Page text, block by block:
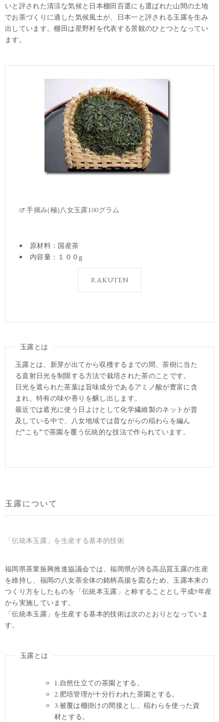
いと評された清涼な気候と日本棚田百選にも選ばれた山間の土地
でお茶づくりに適した気候風土が、日本一と評される玉露を生み
出しています。棚田は星野村を代表する景観のひとつとなってい
ます。
手摘み(極)八女玉露100グラム
原材料：国産茶
内容量：１００g
RAKUTEN
玉露とは
玉露とは、新芽が出てから収穫するまでの間、茶樹に当た
る直射日光を制限する方法で栽培された茶のことです。
日光を遮られた茶葉は旨味成分であるアミノ酸が豊富に含
まれ、特有の味や香りを醸し出します。
最近では遮光に使う日よけとして化学繊維製のネットが普
及している中で、八女地域では昔ながらの稲わらを編ん
だ”こも”で茶園を覆う伝統的な技法で作られています。
玉露について
「伝統本玉露」を生産する基本的技術
福岡県茶業振興推進協議会では、福岡県が誇る高品質玉露の生産
を維持し、福岡の八女茶全体の銘柄高揚を図るため、玉露本来の
つくり方をしたものを「伝統本玉露」と称することとし平成9年産
から実施しています。
「伝統本玉露」を生産する基本的技術は次のとおりとなっていま
す。
玉露とは
1.自然仕立ての茶園とする。
2.肥培管理が十分行われた茶園とする。
3.被覆は棚掛けの間接とし、稲わらを使った資
材とする。